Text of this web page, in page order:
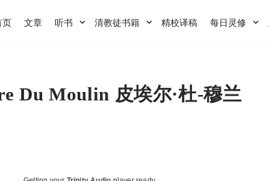
页 文章 听书 清教徒书籍 精校译稿 每日灵修
Du Moulin 皮埃尔·杜-穆兰